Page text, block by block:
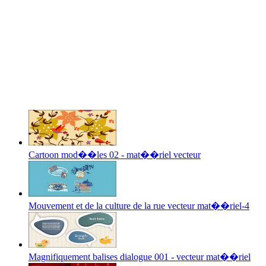
Cartoon mod��les 02 - mat��riel vecteur
Mouvement et de la culture de la rue vecteur mat��riel-4
Magnifiquement balises dialogue 001 - vecteur mat��riel